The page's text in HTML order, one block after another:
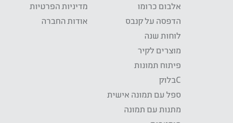
אלבום כרומו
הדפסה על קנבס
לוחות שנה
מוצרים לקיר
פיתוח תמונות
Cבלוק
ספל עם תמונה אישית
מתנות עם תמונה
מדיניות הפרטיות
אודות החברה